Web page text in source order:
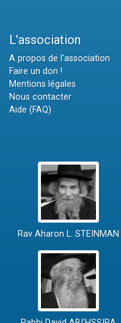
L'association
A propos de l'association
Faire un don !
Mentions légales
Nous contacter
Aide (FAQ)
Rav Aharon L. STEINMAN